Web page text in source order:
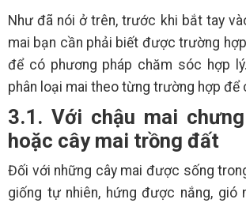
Như đã nói ở trên, trước khi bắt tay
mai bạn cần phải biết được trường
để có phương pháp chăm sóc hợp
phân loại mai theo từng trường hợp để
3.1. Với chậu mai
hoặc cây mai trồng đất
Đối với những cây mai được sống
giống tự nhiên, hứng được nắng, gió